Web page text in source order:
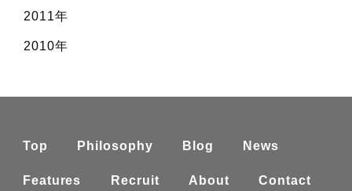
2011年
2010年
Top Philosophy Blog News
Features Recruit About Contact